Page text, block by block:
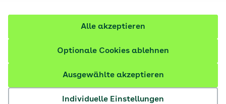
Individuelle Einstellungen
Ausgewählte akzeptieren
Optionale Cookies ablehnen
Alle akzeptieren
Werde mit jedem Schritt fitter
Einwilligung
Bundesverband GbR meine angegebenen Daten